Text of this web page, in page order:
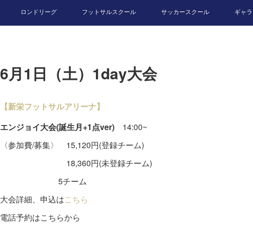
ロンドリーグ フットサルスクール サッカースクール ギャ
6月1日（土）1day大会
【新栄フットサルアリーナ】
エンジョイ大会(誕生月+1点ver) 14:00~
〈参加費/募集〉 15,120円(登録チーム)
18,360円(未登録チーム)
5チーム
大会詳細、申込はこちら
電話予約はこちらから